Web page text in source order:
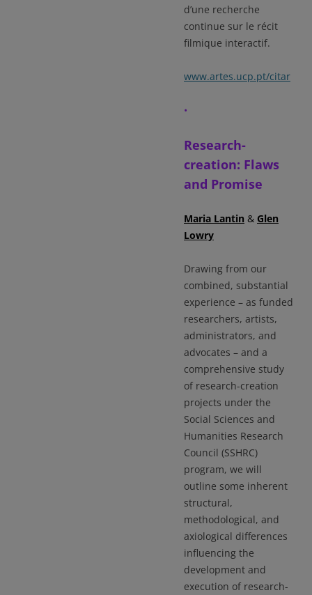
d’une recherche
continue sur le récit
filmique interactif.
www.artes.ucp.pt/citar
•
Research-
creation: Flaws
and Promise
Maria Lantin & Glen
Lowry
Drawing from our
combined, substantial
experience – as funded
researchers, artists,
administrators, and
advocates – and a
comprehensive study
of research-creation
projects under the
Social Sciences and
Humanities Research
Council (SSHRC)
program, we will
outline some inherent
structural,
methodological, and
axiological differences
influencing the
development and
execution of research-